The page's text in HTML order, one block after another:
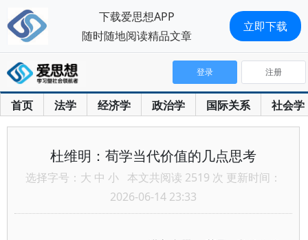
首页 法学 经济学 政治学 国际关系 社会学
登录 注册
杜维明：荀学当代价值的几点思考
选择字号： 大 中 小 本文共阅读 2519 次 更新时间：
2026-06-14 23:33
下载爱思想APP
随时随地阅读精品文章
立即下载